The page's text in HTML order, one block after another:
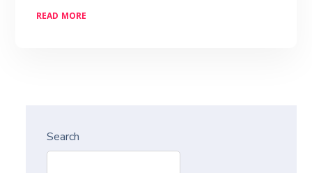
READ MORE
Search